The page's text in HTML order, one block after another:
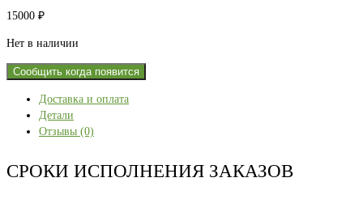
15000 ₽
Нет в наличии
Сообщить когда появится
Доставка и оплата
Детали
Отзывы (0)
СРОКИ ИСПОЛНЕНИЯ ЗАКАЗОВ